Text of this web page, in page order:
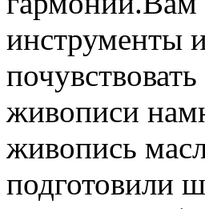
инструменты
живописи
живопись
подготовили